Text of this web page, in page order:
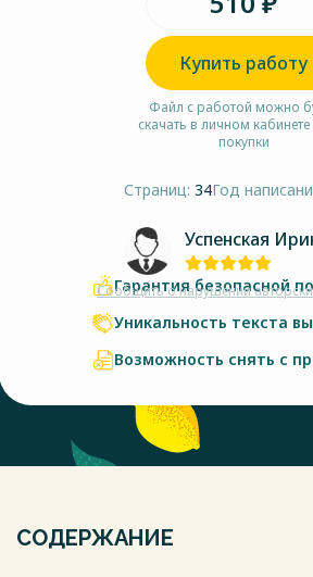
Купить работу
Файл с работой можно
скачать в личном
покупки
Страниц: 34Год
Успенская
Сообщить о нарушении
Гарантия безопасной
Уникальность текста
Возможность снять с
СОДЕРЖАНИЕ